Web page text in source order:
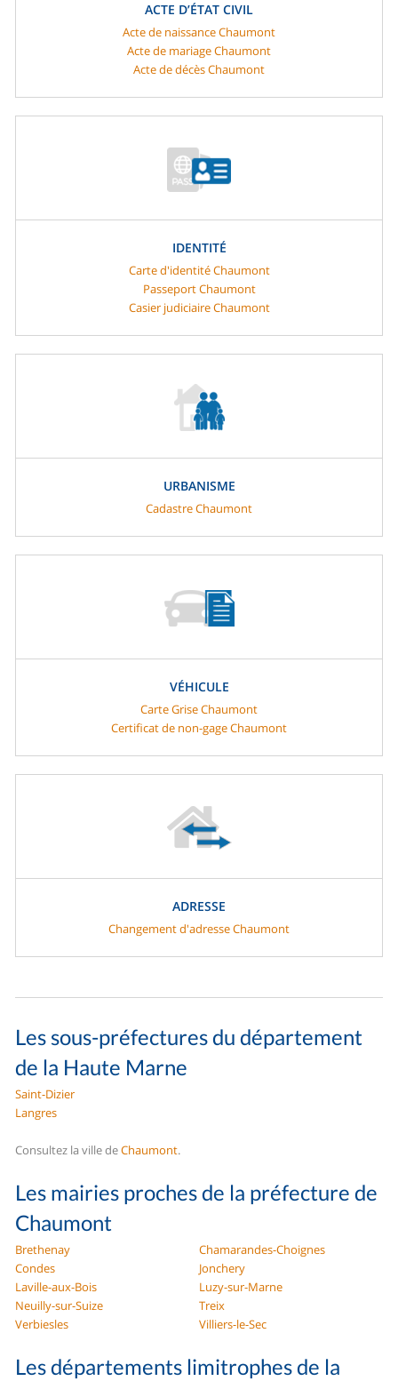
ACTE D’ÉTAT CIVIL
Acte de naissance Chaumont
Acte de mariage Chaumont
Acte de décès Chaumont
IDENTITÉ
Carte d'identité Chaumont
Passeport Chaumont
Casier judiciaire Chaumont
URBANISME
Cadastre Chaumont
VÉHICULE
Carte Grise Chaumont
Certificat de non-gage Chaumont
ADRESSE
Changement d'adresse Chaumont
Les sous-préfectures du département
de la Haute Marne
Saint-Dizier
Langres
Consultez la ville deChaumont.
Les mairies proches de la préfecture de
Chaumont
Brethenay
Chamarandes-Choignes
Condes
Jonchery
Laville-aux-Bois
Luzy-sur-Marne
Neuilly-sur-Suize
Treix
Verbiesles
Villiers-le-Sec
Les départements limitrophes de la